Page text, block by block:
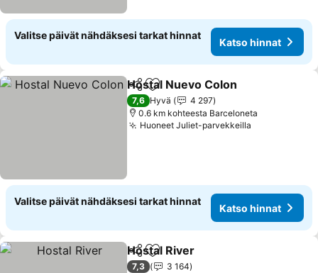
Valitse päivät nähdäksesi tarkat hinnat
Katso hinnat
Jaa Lisää suosikkeihin
Hostal Nuevo Colon
7,6 Hyvä
4 297
0.6 km kohteesta Barceloneta
Huoneet Juliet-parvekkeilla
Valitse päivät nähdäksesi tarkat hinnat
Katso hinnat
Jaa Lisää suosikkeihin
Hostal River
7,3
3 164